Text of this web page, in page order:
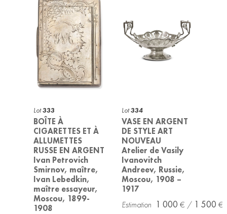
Lot333
BOÎTE À
CIGARETTES ET À
ALLUMETTES
RUSSE EN ARGENT
Ivan Petrovich
Smirnov, maître,
Ivan Lebedkin,
maître essayeur,
Moscou, 1899-
1908
Lot334
VASE EN ARGENT
DE STYLE ART
NOUVEAU
Atelier de Vasily
Ivanovitch
Andreev, Russie,
Moscou, 1908 –
1917
1 000 1 500